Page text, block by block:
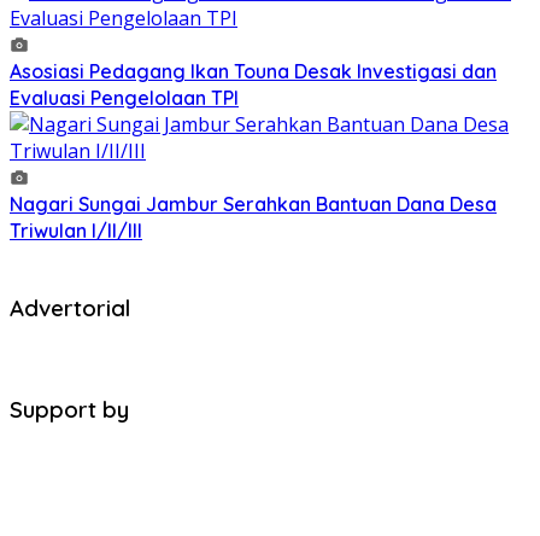
Asosiasi Pedagang Ikan Touna Desak Investigasi dan
Evaluasi Pengelolaan TPI
Nagari Sungai Jambur Serahkan Bantuan Dana Desa
Triwulan I/II/III
Advertorial
Support by